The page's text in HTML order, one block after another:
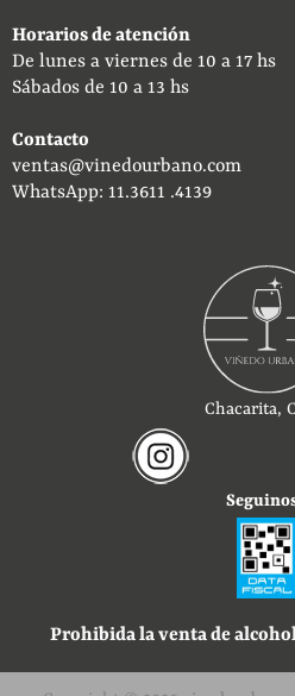
Horarios de atención
De lunes a viernes de 10 a 17 hs
Sábados de 10 a 13 hs
Contacto
ventas@vinedourbano.com
WhatsApp: 11.3611 .4139
Chacarita,
Prohibida la venta de